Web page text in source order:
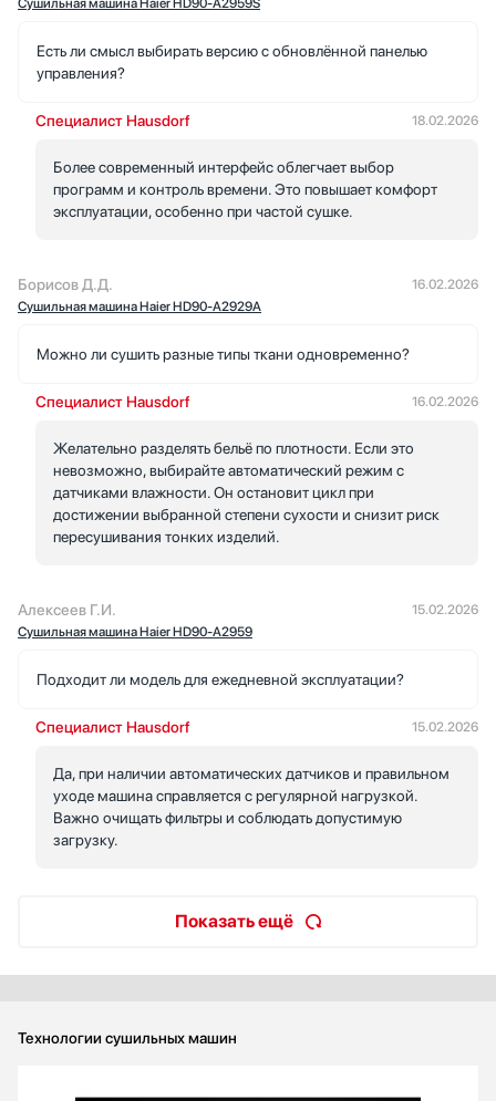
Сушильная машина Haier HD90-A2959S
Есть ли смысл выбирать версию с обновлённой панелью
управления?
Специалист Hausdorf 18.02.2026
Более современный интерфейс облегчает выбор
программ и контроль времени. Это повышает комфорт
эксплуатации, особенно при частой сушке.
Борисов Д.Д.
Сушильная машина Haier HD90-A2929A
16.02.2026
Можно ли сушить разные типы ткани одновременно?
Специалист Hausdorf 16.02.2026
Желательно разделять бельё по плотности. Если это
невозможно, выбирайте автоматический режим с
датчиками влажности. Он остановит цикл при
достижении выбранной степени сухости и снизит риск
пересушивания тонких изделий.
Алексеев Г.И.
Сушильная машина Haier HD90-A2959
15.02.2026
Подходит ли модель для ежедневной эксплуатации?
Специалист Hausdorf 15.02.2026
Да, при наличии автоматических датчиков и правильном
уходе машина справляется с регулярной нагрузкой.
Важно очищать фильтры и соблюдать допустимую
загрузку.
Показать ещё
Технологии сушильных машин